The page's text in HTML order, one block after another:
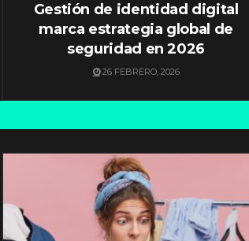
Gestión de identidad digital
marca estrategia global de
seguridad en 2026
26 FEBRERO, 2026